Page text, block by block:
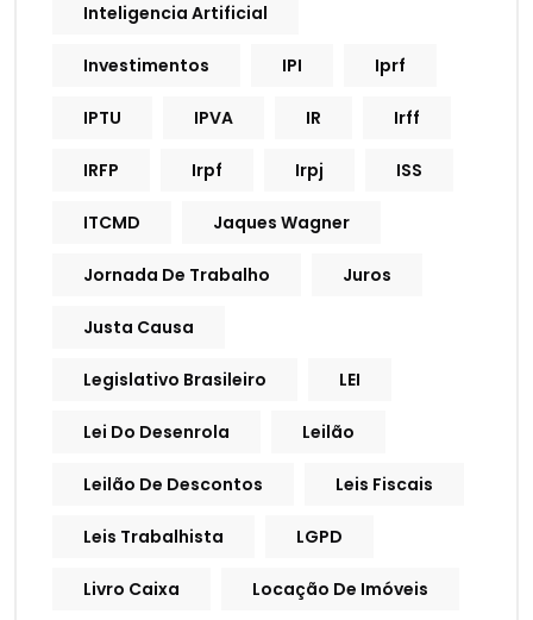
Inteligencia Artificial
Investimentos IPI Iprf
IPTU IPVA IR Irff
IRFP Irpf Irpj ISS
ITCMD Jaques Wagner
Jornada De Trabalho Juros
Justa Causa
Legislativo Brasileiro LEI
Lei Do Desenrola Leilão
Leilão De Descontos Leis Fiscais
Leis Trabalhista LGPD
Livro Caixa Locação De Imóveis